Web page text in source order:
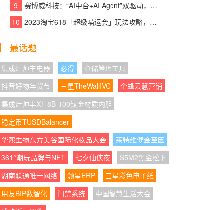
08:07:40 | 联名“显化女王”刘晓庆，奈雪这杯
“财神奶”刷屏了
08:07:56
08:07:05
宏祚新能源工商业分布式光伏机构
间REITs在上交所正式设立，银行理财资金批量
入场
08:07:07 | 破除"安全港"幻觉，看清企业AI应
用的内生风险与防护之道
08:07:34 | AOC以“天生色准”进阶专业创作显
示，为创作者重建视觉信任
08:07:47 | AOC K27U3创作设计旗舰显示器
以精准视界助力创作者突破想象边界
9
赛博威科技：“AI中台+AI Agent”双驱动，【CYBER AI】智赋打造企业级AI大脑
10 2023淘宝618「超级喵运会」玩法攻略，领喵币升级猫猫瓜分5亿，附618红包口
最话题
集成灶帅丰电器 必得
仓储管理工具
抖音好物年货节
三星TheWallIVC
企蜂云慧营销
集成灶帅丰X1-8B-100钛金材质内胆
稳定币TUSDBalancer
华熙生物东方美谷国际化妆品大会
莱特维健金至因
361°潮玩品牌与NFT
七夕仙侠夜
S5M2黑金松下
湖南联通唯一网络
领星ERP
三星彩色电子纸
用友BIP数智化
门禁系统
中国智慧生活大会